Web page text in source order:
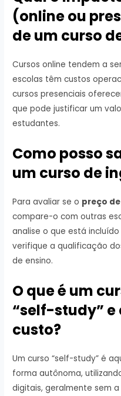
(online ou
de um curso
Cursos online tendem a
escolas têm custos
cursos presenciais
que pode justificar um
estudantes.
Como posso
um curso de
Para avaliar se o preço
compare-o com outras
analise o que está
verifique a qualificação
de ensino.
O que é um
“self-study” e
custo?
Um curso “self-study” é
forma autônoma,
digitais, geralmente sem